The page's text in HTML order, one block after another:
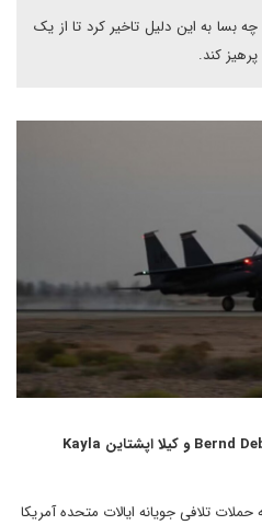
چه بسا به این دلیل تاخیر کرد تا از یک
کند.
نویسندگان: برند دیبازمان Bernd Debusmann و کیلا اپشتاین Kayla
تلافی جویانه ایالات متحده آمریکا